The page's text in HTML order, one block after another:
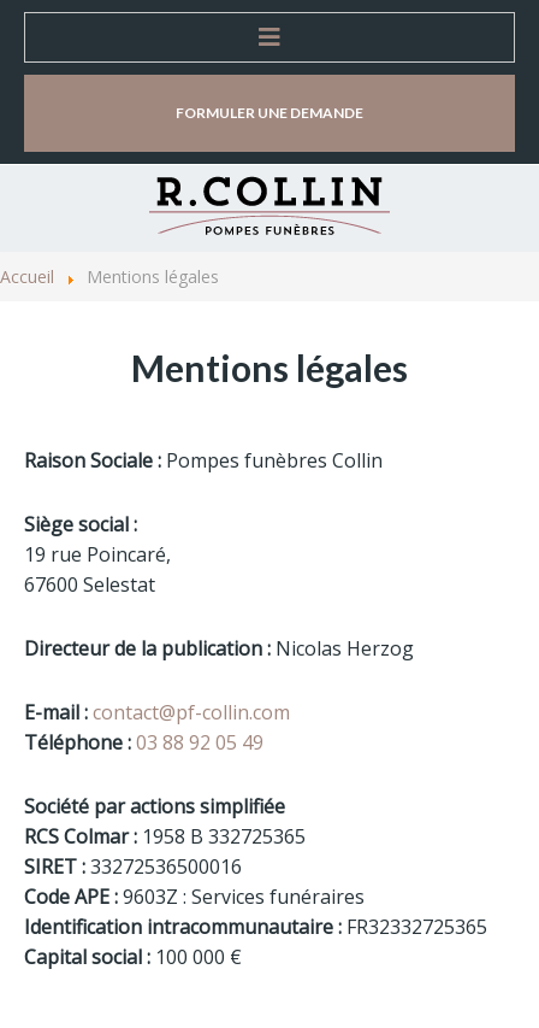
Organisation d'obsèques
Chambres Funéraires
Contrat obsèques
Triembach-au-Val
Ste Marie-aux-Mines
FORMULER UNE DEMANDE
Accueil Mentions légales
Mentions légales
Raison Sociale : Pompes funèbres Collin
Siège social :
19 rue Poincaré,
67600 Selestat
Directeur de la publication : Nicolas Herzog
E-mail :contact@pf-collin.com
Téléphone :03 88 92 05 49
Société par actions simplifiée
RCS Colmar : 1958 B 332725365
SIRET :33272536500016
Code APE :9603Z : Services funéraires
Identification intracommunautaire : FR32332725365
Capital social : 100 000 €